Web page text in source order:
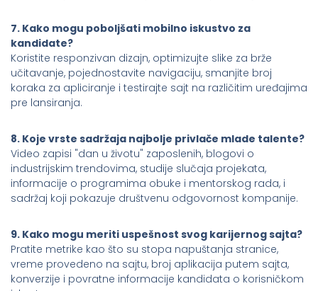
7. Kako mogu poboljšati mobilno iskustvo za
kandidate?
Koristite responzivan dizajn, optimizujte slike za brže
učitavanje, pojednostavite navigaciju, smanjite broj
koraka za apliciranje i testirajte sajt na različitim uređajima
pre lansiranja.
8. Koje vrste sadržaja najbolje privlače mlade talente?
Video zapisi "dan u životu" zaposlenih, blogovi o
industrijskim trendovima, studije slučaja projekata,
informacije o programima obuke i mentorskog rada, i
sadržaj koji pokazuje društvenu odgovornost kompanije.
9. Kako mogu meriti uspešnost svog karijernog sajta?
Pratite metrike kao što su stopa napuštanja stranice,
vreme provedeno na sajtu, broj aplikacija putem sajta,
konverzije i povratne informacije kandidata o korisničkom